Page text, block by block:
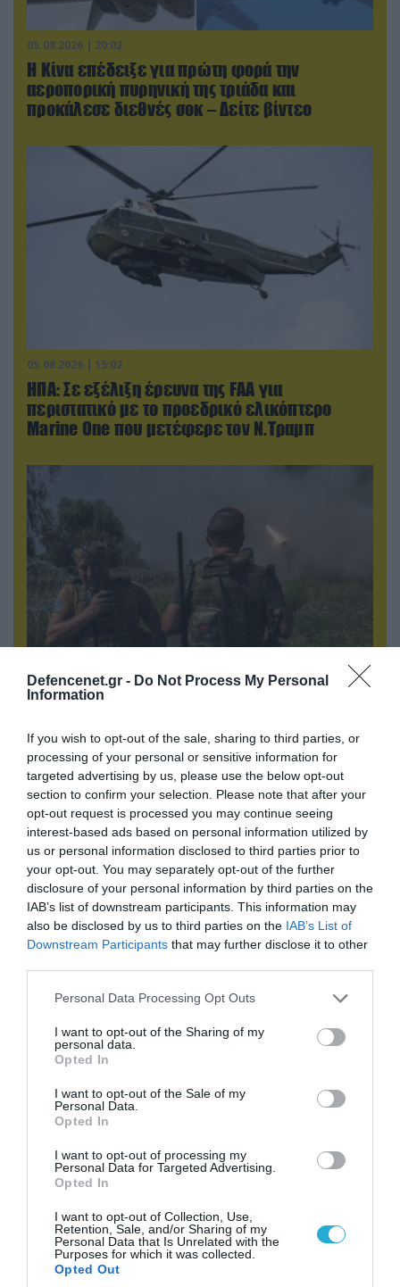
Defencenet.gr - Do Not Process My Personal
Information
If you wish to opt-out of the sale, sharing to third parties, or
processing of your personal or sensitive information for
targeted advertising by us, please use the below opt-out
section to confirm your selection. Please note that after your
opt-out request is processed you may continue seeing
interest-based ads based on personal information utilized by
us or personal information disclosed to third parties prior to
your opt-out. You may separately opt-out of the further
disclosure of your personal information by third parties on the
IAB’s list of downstream participants. This information may
also be disclosed by us to third parties on the IAB’s List of
Downstream Participants that may further disclose it to other
Please note that this website/app uses one or more Google
not limited to your visit or usage behaviour. You may click to
grant or deny consent to Google and its third-party tags to
use your data for below specified purposes in below Google
consent section.
Personal Data Processing Opt Outs
I want to opt-out of the Sharing of my
personal data.
Opted In
I want to opt-out of the Sale of my
Personal Data.
Opted In
I want to opt-out of processing my
Personal Data for Targeted Advertising.
Opted In
I want to opt-out of Collection, Use,
Retention, Sale, and/or Sharing of my
Personal Data that Is Unrelated with the
Purposes for which it was collected.
Opted Out
05.08.2026 | 20:02
Η Κίνα επέδειξε για πρώτη φορά την
αεροπορική πυρηνική της τριάδα και
προκάλεσε διεθνές σοκ – Δείτε βίντεο
05.08.2026 | 15:02
ΗΠΑ: Σε εξέλιξη έρευνα της FAA για
περιστατικό με το προεδρικό ελικόπτερο
Marine One που μετέφερε τον Ν.Τραμπ
05.08.2026 | 22:02
αιφνιδιαστική προώθηση των Ρώσων (βίντεο)
ΠΟΛΙΤΙΚΗ
04.08.2026 | 15:02
Αυτή την ώρα το τελευταίο «αντίο» στον πρώην
υπουργό Ι.Βαρβιτσιώτη (φωτο)